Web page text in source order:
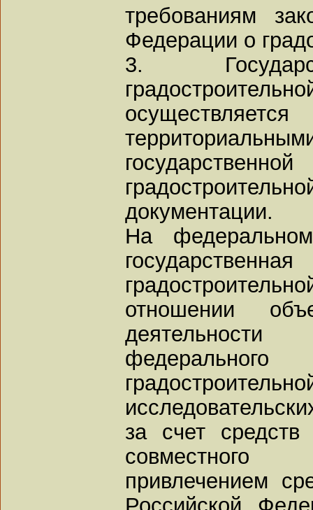
требованиям
Федерации о
3.
документации.
На
отношении
деятельности
за счет
привлечением
Российской